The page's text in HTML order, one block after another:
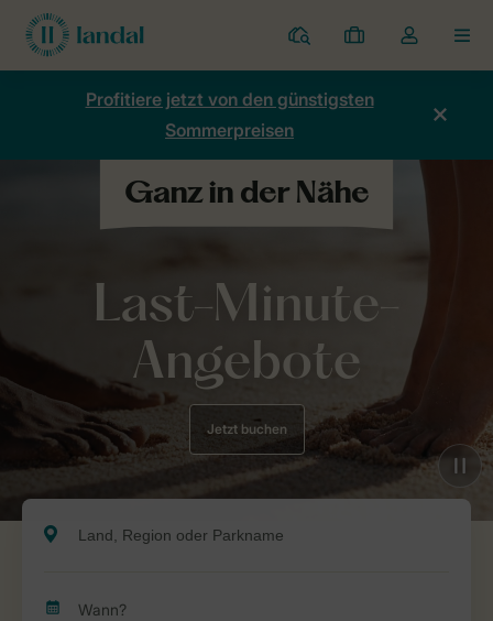
Ferienparks
Meine
Buchungen
Dropdown-
Menü
Kontos
Profitiere jetzt von den günstigsten
Sommerpreisen
Last-Minute-
Angebote
Jetzt buchen